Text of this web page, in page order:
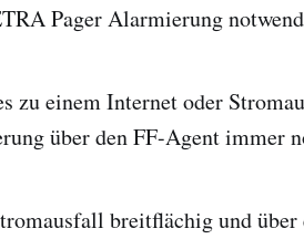
Pager Alarmierung
zu einem Internet oder
über den FF-Agent immer
breitflächig und über